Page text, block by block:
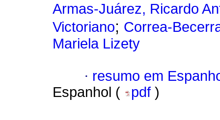
Armas-Juárez, Ricardo
Victoriano; Correa-
Mariela Lizety
· resumo em
Espanhol (
pdf )